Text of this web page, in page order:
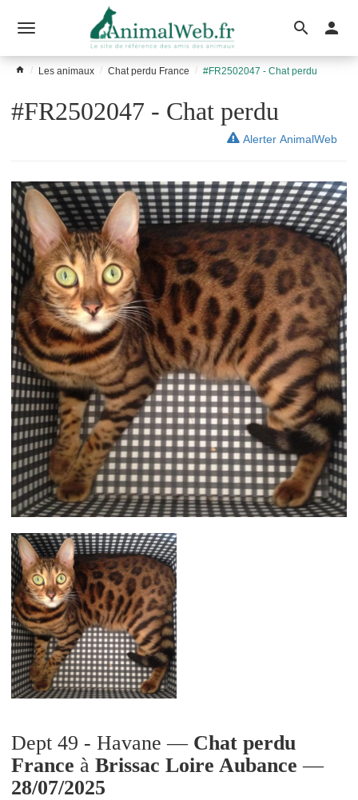
le
menu
Les animaux Chat perdu France #FR2502047 - Chat perdu
#FR2502047 - Chat perdu
Alerter AnimalWeb
Dept 49 - Havane — Chat perdu
France à Brissac Loire Aubance —
28/07/2025